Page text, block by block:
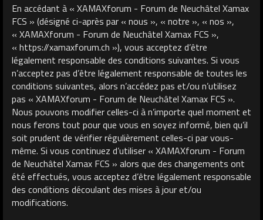
En accédant à « XAMAXforum - Forum de Neuchâtel Xamax
FCS » (désigné ci-après par « nous », « notre », « nos »,
« XAMAXforum - Forum de Neuchâtel Xamax FCS »,
« https://xamaxforum.ch »), vous acceptez d’être
légalement responsable des conditions suivantes. Si vous
n’acceptez pas d’être légalement responsable de toutes les
conditions suivantes, alors n’accédez pas et/ou n’utilisez
pas « XAMAXforum - Forum de Neuchâtel Xamax FCS ».
Nous pouvons modifier celles-ci à n’importe quel moment et
nous ferons tout pour que vous en soyez informé, bien qu’il
soit prudent de vérifier régulièrement celles-ci par vous-
même. Si vous continuez d’utiliser « XAMAXforum - Forum
de Neuchâtel Xamax FCS » alors que des changements ont
été effectués, vous acceptez d’être légalement responsable
des conditions découlant des mises à jour et/ou
modifications.